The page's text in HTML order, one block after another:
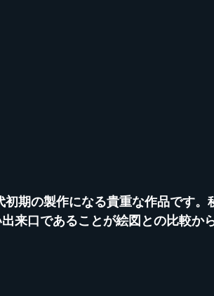
来口であることが絵図との比較か